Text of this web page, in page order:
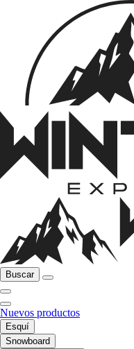
Buscar
Nuevos productos
Esquí
Snowboard